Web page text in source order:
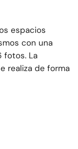
espacios
con una
fotos. La
realiza de forma